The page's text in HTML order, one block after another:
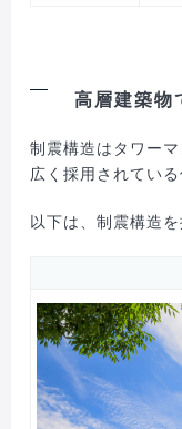
高層建築物
制震構造はタワー
広く採用されてい
以下は、制震構造